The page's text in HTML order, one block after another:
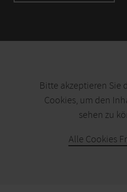
Bitte akzeptieren Sie
Cookies, um den
sehen zu
Alle Cookies